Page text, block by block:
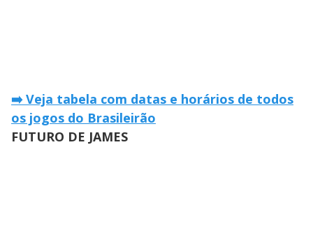
➡️ Veja tabela com datas e horários de todos
os jogos do Brasileirão
FUTURO DE JAMES